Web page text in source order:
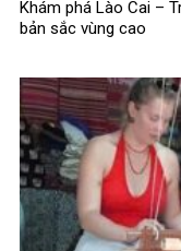
Khám phá Lào Cai –
bản sắc vùng cao